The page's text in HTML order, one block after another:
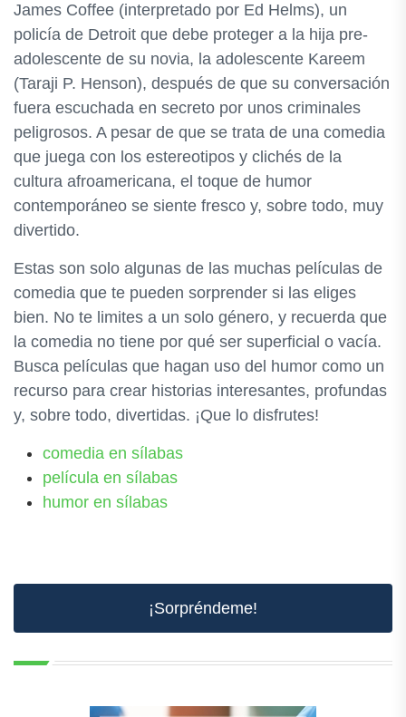
James Coffee (interpretado por Ed Helms), un
policía de Detroit que debe proteger a la hija pre-
adolescente de su novia, la adolescente Kareem
(Taraji P. Henson), después de que su conversación
fuera escuchada en secreto por unos criminales
peligrosos. A pesar de que se trata de una comedia
que juega con los estereotipos y clichés de la
cultura afroamericana, el toque de humor
contemporáneo se siente fresco y, sobre todo, muy
divertido.
Estas son solo algunas de las muchas películas de
comedia que te pueden sorprender si las eliges
bien. No te limites a un solo género, y recuerda que
la comedia no tiene por qué ser superficial o vacía.
Busca películas que hagan uso del humor como un
recurso para crear historias interesantes, profundas
y, sobre todo, divertidas. ¡Que lo disfrutes!
comedia en sílabas
película en sílabas
humor en sílabas
¡Sorpréndeme!